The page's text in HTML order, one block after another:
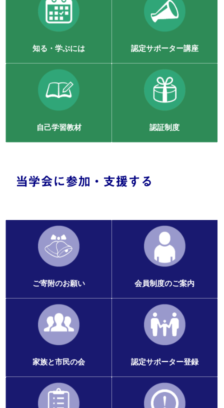
知る・学ぶには 認定サポーター講座
自己学習教材 認証制度
当学会に参加・支援する
ご寄附のお願い 会員制度のご案内
家族と市民の会 認定サポーター登録